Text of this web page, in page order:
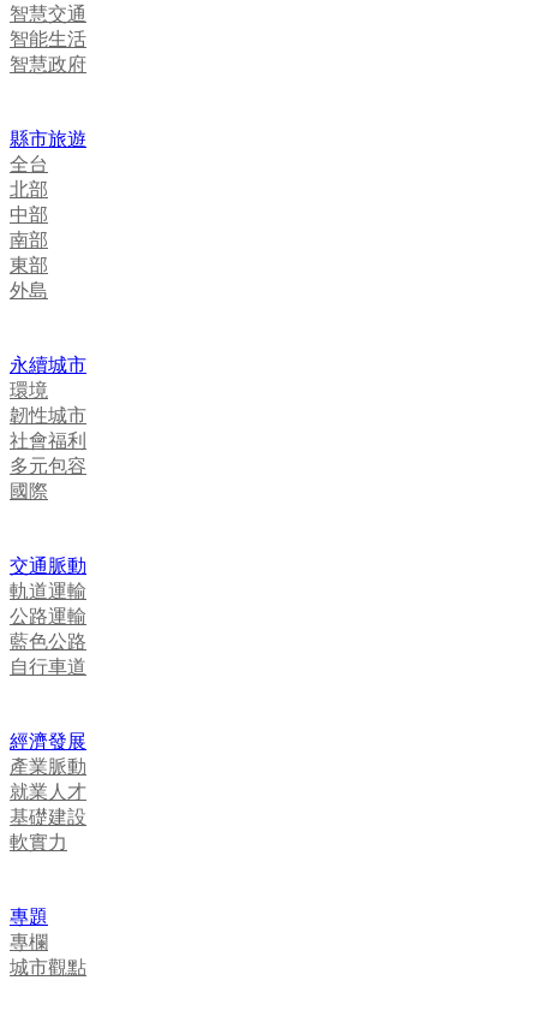
智慧交通
智能生活
智慧政府
縣市旅遊
全台
北部
中部
南部
東部
外島
永續城市
環境
韌性城市
社會福利
多元包容
國際
交通脈動
軌道運輸
公路運輸
藍色公路
自行車道
經濟發展
產業脈動
就業人才
基礎建設
軟實力
專題
專欄
城市觀點